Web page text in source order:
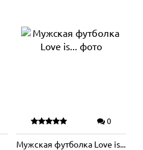
0
Мужская футболка Love is...